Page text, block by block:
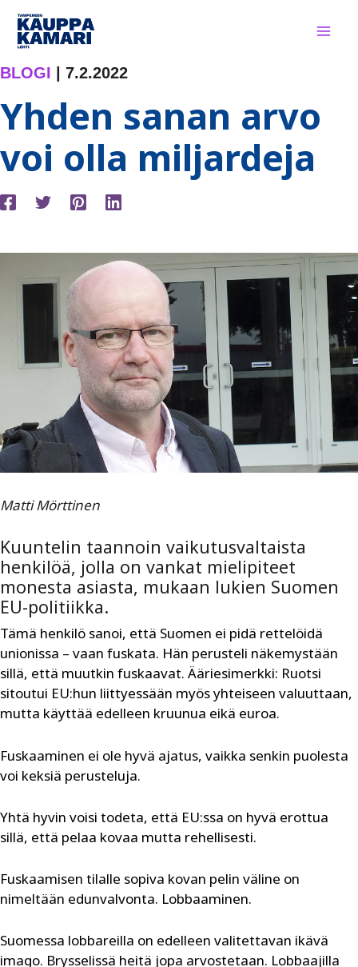
Siirry
sisältöön
BLOGI 7.2.2022
Yhden sanan arvo
voi olla miljardeja
Matti Mörttinen
Kuuntelin taannoin vaikutusvaltaista
henkilöä, jolla on vankat mielipiteet
monesta asiasta, mukaan lukien Suomen
EU-politiikka.
Tämä henkilö sanoi, että Suomen ei pidä rettelöidä
unionissa – vaan fuskata. Hän perusteli näkemystään
sillä, että muutkin fuskaavat. Ääriesimerkki: Ruotsi
sitoutui EU:hun liittyessään myös yhteiseen valuuttaan,
mutta käyttää edelleen kruunua eikä euroa.
Fuskaaminen ei ole hyvä ajatus, vaikka senkin puolesta
voi keksiä perusteluja.
Yhtä hyvin voisi todeta, että EU:ssa on hyvä erottua
sillä, että pelaa kovaa mutta rehellisesti.
Fuskaamisen tilalle sopiva kovan pelin väline on
nimeltään edunvalvonta. Lobbaaminen.
Suomessa lobbareilla on edelleen valitettavan ikävä
imago. Brysselissä heitä jopa arvostetaan. Lobbaajilla